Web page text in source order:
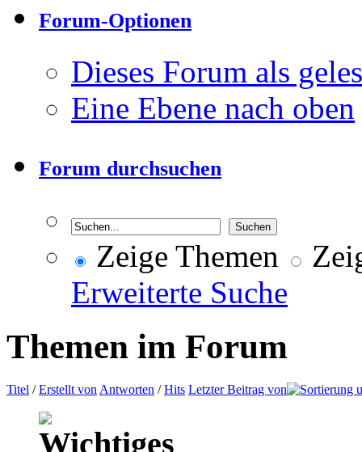
Forum-Optionen
Dieses Forum als
Eine Ebene nach oben
Forum durchsuchen
Zeige Themen
Erweiterte Suche
Themen im Forum
Titel /Erstellt von Antworten /Hits Letzter Beitrag von